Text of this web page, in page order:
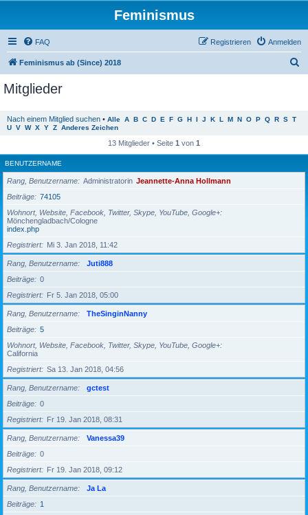
Feminismus
FAQ Anmelden
Registrieren
Feminismus ab (Since) 2018
Mitglieder
Nach einem Mitglied suchen • Alle A B C D E F G H I J K L M N O P Q R S T
U V W X Y Z Anderes Zeichen
13 Mitglieder • Seite 1 von 1
BENUTZERNAME
Rang, Benutzername Administratorin Jeannette-Anna Hollmann
Beiträge
74105
Wohnort, Website, Facebook, Twitter, Skype, YouTube, Google+
Mönchengladbach/Cologne
index.php
Registriert
Mi 3. Jan 2018, 11:42
Rang, Benutzername
Juti888
Beiträge
0
Registriert
Fr 5. Jan 2018, 05:00
Rang, Benutzername
TheSinginNanny
Beiträge
5
Wohnort, Website, Facebook, Twitter, Skype, YouTube, Google+
California
Registriert
Sa 13. Jan 2018, 04:56
Rang, Benutzername
gctest
Beiträge
0
Registriert
Fr 19. Jan 2018, 08:31
Rang, Benutzername
Vanessa39
Beiträge
0
Registriert
Fr 19. Jan 2018, 09:12
Rang, Benutzername
Ja La
Beiträge
1